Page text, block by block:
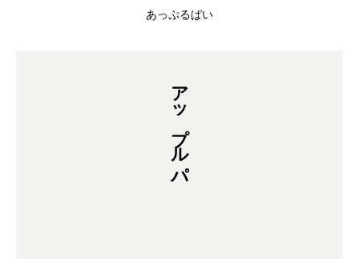
あっぷるぱい
アップルパ